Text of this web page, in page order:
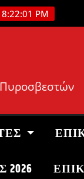
8:22:02 PM
Πυροσβεστών